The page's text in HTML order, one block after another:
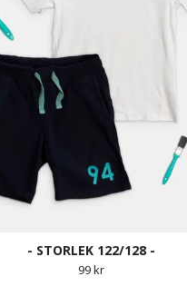
- STORLEK 122/128 -
99 kr